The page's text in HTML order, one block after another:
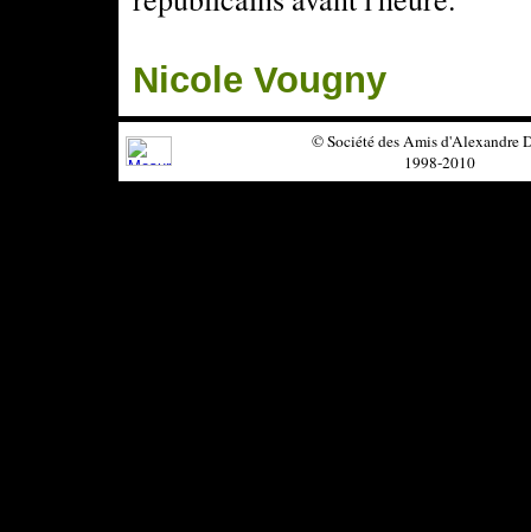
Nicole Vougny
© Société des Amis d'Alexandre
1998-2010